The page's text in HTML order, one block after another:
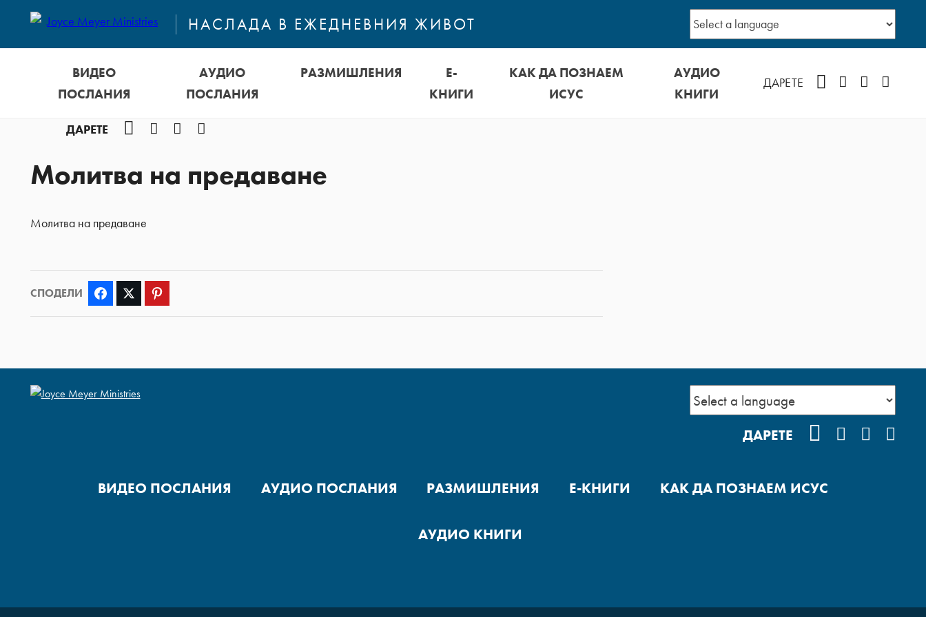
НАСЛАДА В ЕЖЕДНЕВНИЯ ЖИВОТ
ВИДЕО
ПОСЛАНИЯ
АУДИО
ПОСЛАНИЯ
РАЗМИШЛЕНИЯ
Е-
КНИГИ
КАК ДА ПОЗНАЕМ
ИСУС
АУДИО
КНИГИ
ДАРЕТЕ FacebookInstagramYouTube
ДАРЕТЕ FacebookInstagram
YouTube
Молитва на предаване
Молитва на предаване
СПОДЕЛИ Facebook Twitter
ДАРЕТЕ FACEBOOK
ВИДЕО ПОСЛАНИЯ АУДИО ПОСЛАНИЯ РАЗМИШЛЕНИЯ Е-КНИГИ КАК ДА ПОЗНАЕМ ИСУС
АУДИО КНИГИ